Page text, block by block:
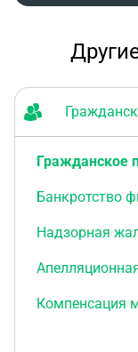
Гражданское
Банкротство
Надзорная
Компенсация